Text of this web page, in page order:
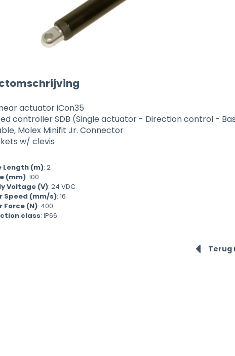
actuator iCon35
controller SDB (Single actuator - Direction control -
Molex Minifit Jr. Connector
w/ clevis
Length (m): 2
(mm): 100
Voltage (V): 24 VDC
Speed (mm/s): 16
Force (N): 400
class: IP66
Terug